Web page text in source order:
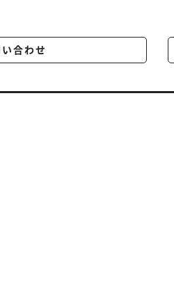
合わせ